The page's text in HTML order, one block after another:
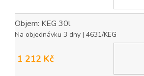
Objem: KEG 30l
Na objednávku 3 dny | 4631/KEG
1 212 Kč